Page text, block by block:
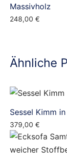
Massivholz
248,00 €
Ähnliche
Sessel Kimm
379,00 €